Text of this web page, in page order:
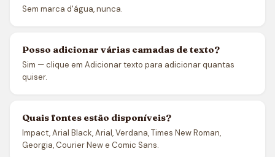
Sem marca d'água, nunca.
Posso adicionar várias camadas de texto?
Sim — clique em Adicionar texto para adicionar quantas
quiser.
Quais fontes estão disponíveis?
Impact, Arial Black, Arial, Verdana, Times New Roman,
Georgia, Courier New e Comic Sans.